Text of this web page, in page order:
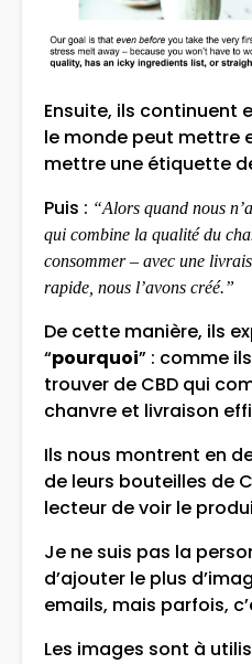
Ensuite, ils continuent
le monde peut mettre
mettre une étiquette
Puis : “Alors quand nous
qui combine la qualité du
consommer – avec une
rapide, nous l’avons créé.”
De cette manière, ils
“pourquoi” : comme
trouver de CBD qui
chanvre et livraison
Ils nous montrent en
de leurs bouteilles de
lecteur de voir le
Je ne suis pas la
d’ajouter le plus
emails, mais parfois,
Les images sont à